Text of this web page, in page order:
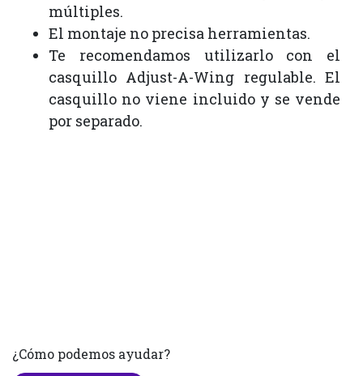
múltiples.
El montaje no precisa herramientas.
Te recomendamos utilizarlo con el
casquillo Adjust-A-Wing regulable. El
casquillo no viene incluido y se vende
por separado.
¿Cómo podemos ayudar?